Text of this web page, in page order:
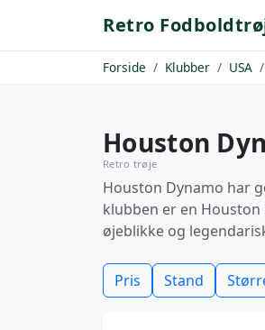
Retro
Forside Klubber USA
Houston
Retro trøje
Houston Dynamo har
klubben er en
øjeblikke og
Pris Stand